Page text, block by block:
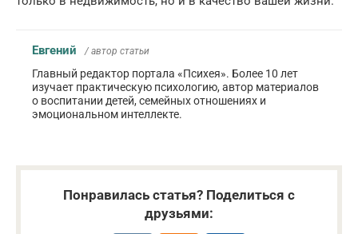
Евгений / автор статьи
Главный редактор портала «Психея». Более 10 лет
изучает практическую психологию, автор материалов
о воспитании детей, семейных отношениях и
эмоциональном интеллекте.
Понравилась статья? Поделиться с
друзьями: